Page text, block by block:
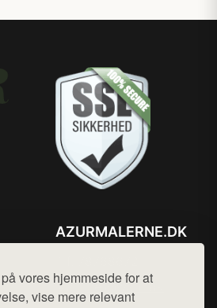
vores hjemmeside for at
vise mere relevant
AZURMALERNE.DK
Mail:hej@want.dk